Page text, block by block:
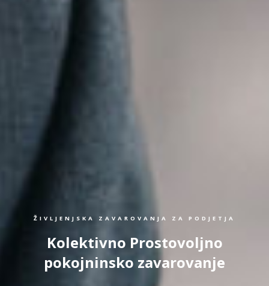
ŽIVLJENJSKA ZAVAROVANJA ZA PODJETJA
Kolektivno Prostovoljno
pokojninsko zavarovanje